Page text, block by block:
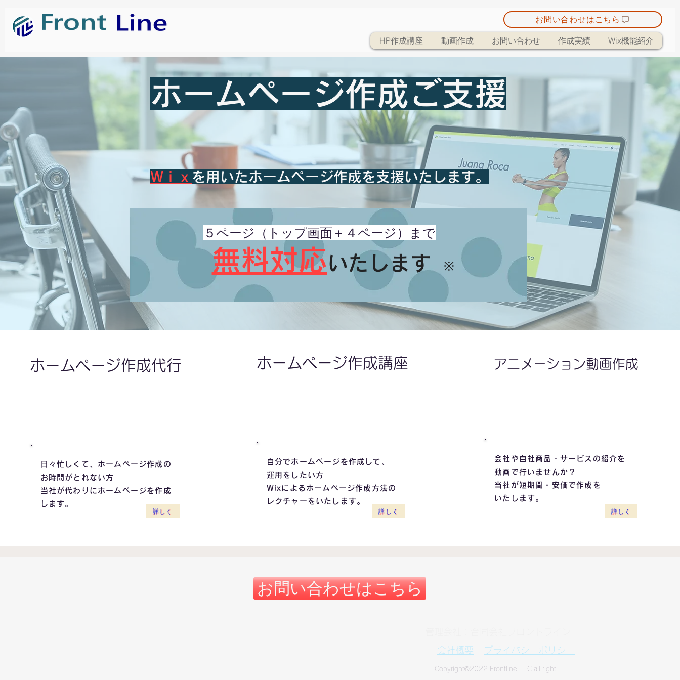
お問い合わせはこちら
HP作成講座 動画作成 お問い合わせ 作成実績 Wix機能紹介
ホームぺージ作成ご支援
Wｉｘ を用いたホームページ作成を支援いたします。
５ページ（トップ画面＋４ページ）まで
無料対応いたします ※
ホームページ作成代行
日々忙しくて、ホームページ作成の
お時間がとれない方
当社が代わりにホームページを作成
します。
詳しく
ホームページ作成講座
自分でホームページを作成して、
運用をしたい方
Wixによるホームページ作成方法の
レクチャーをいたします。
詳しく
アニメーション動画作成
会社や自社商品・サービスの紹介を
動画で行いませんか？
当社が短期間・安価で作成を
いたします。
詳しく
お問い合わせはこちら
会社概要
プライバシーポリシー
Copyright©2022 Frontline LLC all right